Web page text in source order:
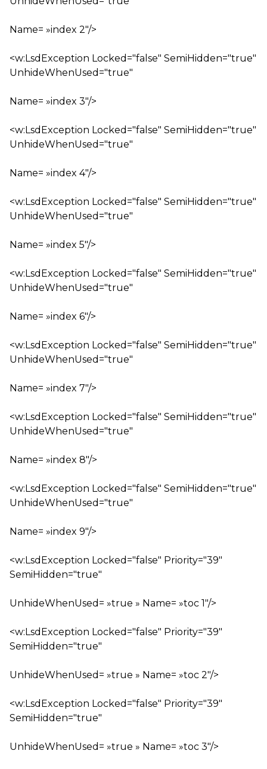
Name= »index 2″/>
<w:LsdException Locked="false" SemiHidden="true"
UnhideWhenUsed="true"
Name= »index 3″/>
<w:LsdException Locked="false" SemiHidden="true"
UnhideWhenUsed="true"
Name= »index 4″/>
<w:LsdException Locked="false" SemiHidden="true"
UnhideWhenUsed="true"
Name= »index 5″/>
<w:LsdException Locked="false" SemiHidden="true"
UnhideWhenUsed="true"
Name= »index 6″/>
<w:LsdException Locked="false" SemiHidden="true"
UnhideWhenUsed="true"
Name= »index 7″/>
<w:LsdException Locked="false" SemiHidden="true"
UnhideWhenUsed="true"
Name= »index 8″/>
<w:LsdException Locked="false" SemiHidden="true"
UnhideWhenUsed="true"
Name= »index 9″/>
<w:LsdException Locked="false" Priority="39"
SemiHidden="true"
UnhideWhenUsed= »true » Name= »toc 1″/>
<w:LsdException Locked="false" Priority="39"
SemiHidden="true"
UnhideWhenUsed= »true » Name= »toc 2″/>
<w:LsdException Locked="false" Priority="39"
SemiHidden="true"
UnhideWhenUsed= »true » Name= »toc 3″/>